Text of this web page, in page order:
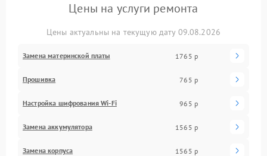
Цены на услуги ремонта
Цены актуальны на текущую дату 09.08.2026
Замена материнской платы 1765 р
Прошивка 765 р
Настройка шифрования Wi-Fi 965 р
Замена аккумулятора 1565 р
Замена корпуса 1565 р